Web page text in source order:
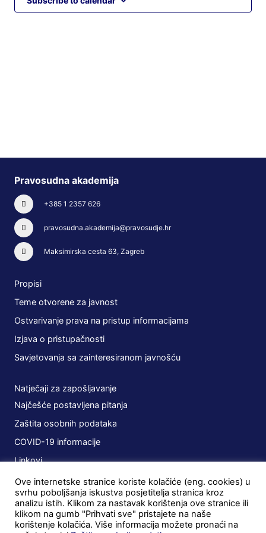
Pravosudna akademija
+385 1 2357 626
pravosudna.akademija@pravosudje.hr
Maksimirska cesta 63, Zagreb
Propisi
Teme otvorene za javnost
Ostvarivanje prava na pristup informacijama
Izjava o pristupačnosti
Savjetovanja sa zainteresiranom javnošću
Natječaji za zapošljavanje
Najčešće postavljena pitanja
Zaštita osobnih podataka
COVID-19 informacije
Linkovi
Planovi
Javna nabava
Ugovori
Ove internetske stranice koriste kolačiće (eng. cookies) u
svrhu poboljšanja iskustva posjetitelja stranica kroz
analizu istih. Klikom za nastavak korištenja ove stranice ili
klikom na gumb "Prihvati sve" pristajete na naše
korištenje kolačića. Više informacija možete pronaći na